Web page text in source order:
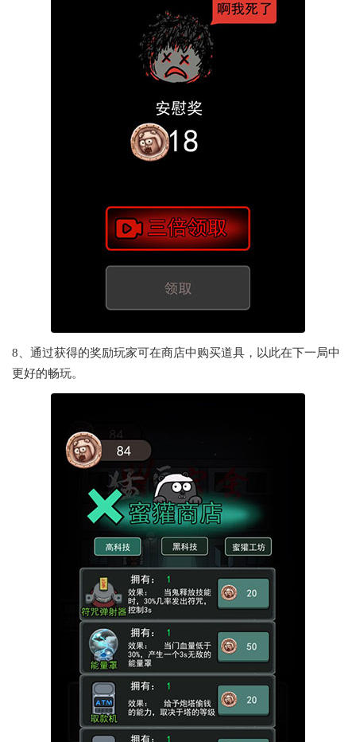
8、通过获得的奖励玩家可在商店中购买道具，以此在下一局中
更好的畅玩。